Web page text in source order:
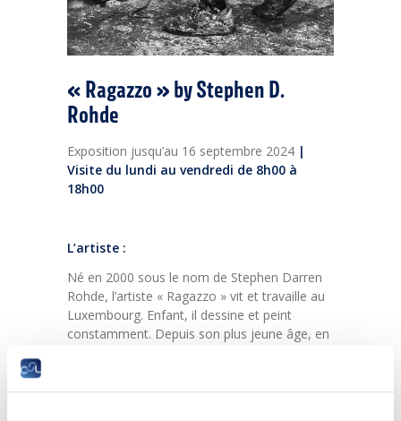
« Ragazzo » by Stephen D.
Rohde
Exposition jusqu’au 16 septembre 2024 |
Visite du lundi au vendredi de 8h00 à
18h00
L’artiste :
Né en 2000 sous le nom de Stephen Darren
Rohde, l’artiste « Ragazzo » vit et travaille au
Luxembourg. Enfant, il dessine et peint
constamment. Depuis son plus jeune âge, en
graffitis dans les rues et chez lui.